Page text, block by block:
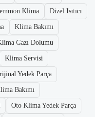
Klima Dizel Isıtıcı
Klima Bakımı
Gazı Dolumu
Klima Servisi
Yedek Parça
Bakımı
Oto Klima Yedek Parça